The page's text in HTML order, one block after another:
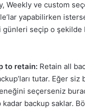
Weekly ve custom
yapabilirken
seçip o şekilde
to retain: Retain all
tutar. Eğer siz
seçerseniz
backup saklar.